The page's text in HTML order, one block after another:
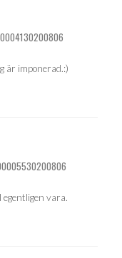
är imponerad.:)
vara.